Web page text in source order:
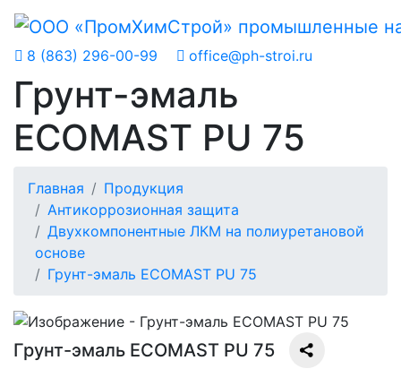
8 (863) 296-00-99 office@ph-stroi.ru
Грунт-эмаль
ECOMAST PU 75
Главная
Продукция
Антикоррозионная защита
Двухкомпонентные ЛКМ на полиуретановой
основе
Грунт-эмаль ECOMAST PU 75
Грунт-эмаль ECOMAST PU 75